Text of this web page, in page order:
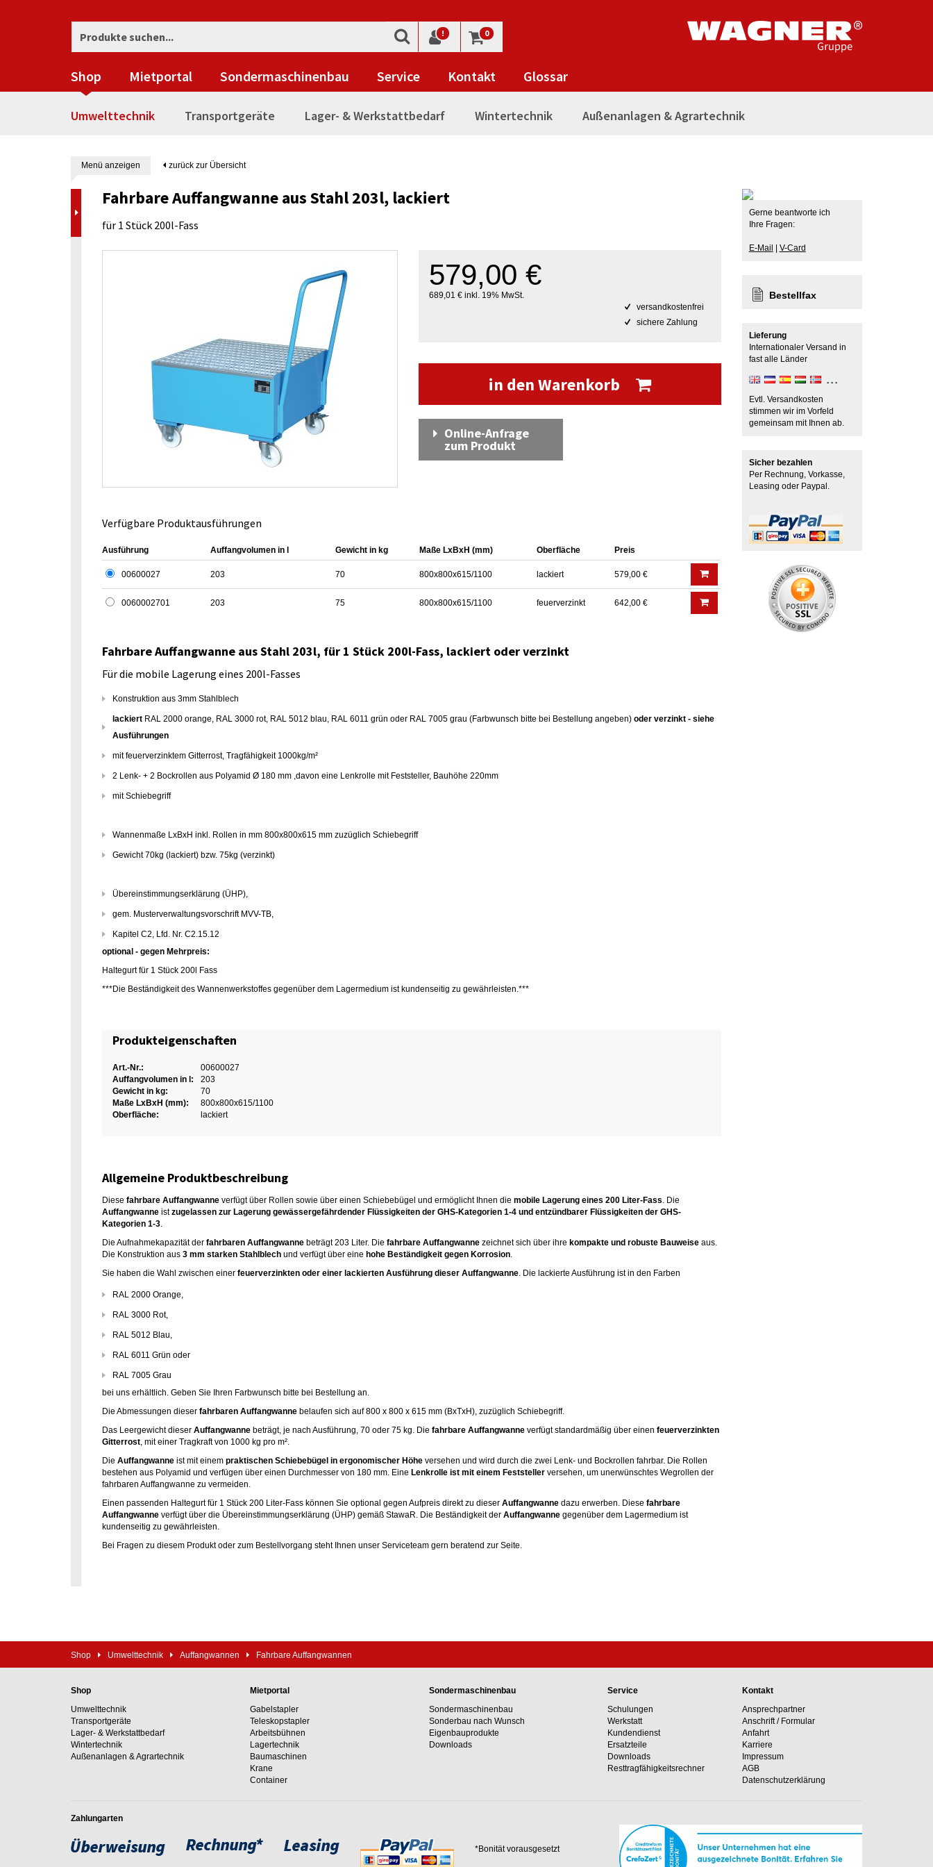
! 0
Shop Mietportal Sondermaschinenbau Service Kontakt Glossar
Umwelttechnik Transportgeräte Lager- & Werkstattbedarf Wintertechnik Außenanlagen & Agrartechnik
Menü anzeigen zurück zur Übersicht
Fahrbare Auffangwanne aus Stahl 203l, lackiert
für 1 Stück 200l-Fass
579,00 €
689,01 € inkl. 19% MwSt.
versandkostenfrei
sichere Zahlung
in den Warenkorb
Online-Anfrage
zum Produkt
Verfügbare Produktausführungen
Ausführung Auffangvolumen in l Gewicht in kg Maße LxBxH (mm) Oberfläche Preis
00600027 203 70 800x800x615/1100 lackiert 579,00 €
0060002701 203 75 800x800x615/1100 feuerverzinkt 642,00 €
Fahrbare Auffangwanne aus Stahl 203l, für 1 Stück 200l-Fass, lackiert oder verzinkt
Für die mobile Lagerung eines 200l-Fasses
Konstruktion aus 3mm Stahlblech
lackiert RAL 2000 orange, RAL 3000 rot, RAL 5012 blau, RAL 6011 grün oder RAL 7005 grau (Farbwunsch bitte bei Bestellung angeben) oder verzinkt - siehe
Ausführungen
mit feuerverzinktem Gitterrost, Tragfähigkeit 1000kg/m²
2 Lenk- + 2 Bockrollen aus Polyamid Ø 180 mm ,davon eine Lenkrolle mit Feststeller, Bauhöhe 220mm
mit Schiebegriff
Wannenmaße LxBxH inkl. Rollen in mm 800x800x615 mm zuzüglich Schiebegriff
Gewicht 70kg (lackiert) bzw. 75kg (verzinkt)
Übereinstimmungserklärung (ÜHP),
gem. Musterverwaltungsvorschrift MVV-TB,
Kapitel C2, Lfd. Nr. C2.15.12
optional - gegen Mehrpreis:
Haltegurt für 1 Stück 200l Fass
***Die Beständigkeit des Wannenwerkstoffes gegenüber dem Lagermedium ist kundenseitig zu gewährleisten.***
Produkteigenschaften
Art.-Nr.:
00600027
Auffangvolumen in l:
203
Gewicht in kg:
70
Maße LxBxH (mm):
800x800x615/1100
Oberfläche:
lackiert
Allgemeine Produktbeschreibung
Diese fahrbare Auffangwanne verfügt über Rollen sowie über einen Schiebebügel und ermöglicht Ihnen die mobile Lagerung eines 200 Liter-Fass. Die
Auffangwanne istzugelassen zur Lagerung gewässergefährdender Flüssigkeiten der GHS-Kategorien 1-4 und entzündbarer Flüssigkeiten der GHS-
Kategorien 1-3.
Die Aufnahmekapazität der fahrbaren Auffangwanne beträgt 203 Liter. Die fahrbare Auffangwanne zeichnet sich über ihre kompakte und robuste Bauweise aus.
Die Konstruktion aus 3 mm starken Stahlblech und verfügt über eine hohe Beständigkeit gegen Korrosion.
Sie haben die Wahl zwischen einer feuerverzinkten oder einer lackierten Ausführung dieser Auffangwanne. Die lackierte Ausführung ist in den Farben
RAL 2000 Orange,
RAL 3000 Rot,
RAL 5012 Blau,
RAL 6011 Grün oder
RAL 7005 Grau
bei uns erhältlich. Geben Sie Ihren Farbwunsch bitte bei Bestellung an.
Die Abmessungen dieser fahrbaren Auffangwanne belaufen sich auf 800 x 800 x 615 mm (BxTxH), zuzüglich Schiebegriff.
Das Leergewicht dieser Auffangwanne beträgt, je nach Ausführung, 70 oder 75 kg. Die fahrbare Auffangwanne verfügt standardmäßig über einen feuerverzinkten
Gitterrost, mit einer Tragkraft von 1000 kg pro m².
Die Auffangwanne ist mit einem praktischen Schiebebügel in ergonomischer Höhe versehen und wird durch die zwei Lenk- und Bockrollen fahrbar. Die Rollen
bestehen aus Polyamid und verfügen über einen Durchmesser von 180 mm. Eine Lenkrolle ist mit einem Feststeller versehen, um unerwünschtes Wegrollen der
fahrbaren Auffangwanne zu vermeiden.
Einen passenden Haltegurt für 1 Stück 200 Liter-Fass können Sie optional gegen Aufpreis direkt zu dieser Auffangwanne dazu erwerben. Diese fahrbare
Auffangwanne verfügt über die Übereinstimmungserklärung (ÜHP) gemäß StawaR. Die Beständigkeit der Auffangwanne gegenüber dem Lagermedium ist
kundenseitig zu gewährleisten.
Bei Fragen zu diesem Produkt oder zum Bestellvorgang steht Ihnen unser Serviceteam gern beratend zur Seite.
Gerne beantworte ich
Ihre Fragen:
E-Mail V-Card
Bestellfax
Lieferung
Internationaler Versand in
fast alle Länder
Evtl. Versandkosten
stimmen wir im Vorfeld
gemeinsam mit Ihnen ab.
Sicher bezahlen
Per Rechnung, Vorkasse,
Leasing oder Paypal.
Shop Umwelttechnik Auffangwannen Fahrbare Auffangwannen
Shop
Umwelttechnik
Transportgeräte
Lager- & Werkstattbedarf
Wintertechnik
Außenanlagen & Agrartechnik
Mietportal
Gabelstapler
Teleskopstapler
Arbeitsbühnen
Lagertechnik
Baumaschinen
Krane
Container
Sondermaschinenbau
Sondermaschinenbau
Sonderbau nach Wunsch
Eigenbauprodukte
Downloads
Service
Schulungen
Werkstatt
Kundendienst
Ersatzteile
Downloads
Resttragfähig­keits­rechner
Kontakt
Ansprechpartner
Anschrift / Formular
Anfahrt
Karriere
Impressum
AGB
Datenschutzerklärung
Zahlungarten
*Bonität vorausgesetzt